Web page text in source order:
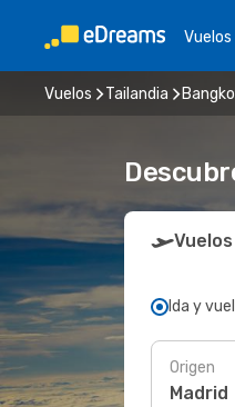
Vuelos
Vuelos Tailandia
Vuelos
Ida y
Origen